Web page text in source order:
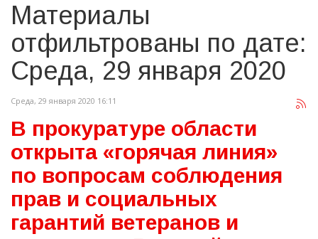
Материалы
отфильтрованы по дате:
Среда, 29 января 2020
Среда, 29 января 2020 16:11
В прокуратуре области
открыта «горячая линия»
по вопросам соблюдения
прав и социальных
гарантий ветеранов и